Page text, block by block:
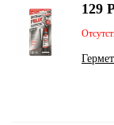
129